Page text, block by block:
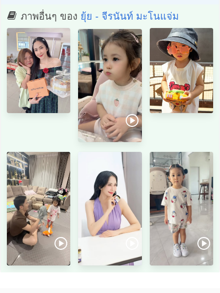
ภาพอื่นๆ ของ ยุ้ย - จีรนันท์ มะโนแจ่ม